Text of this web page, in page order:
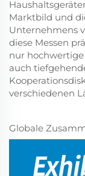
Marktbild und
Unternehmens
diese Messen
nur
auch
verschiedenen
Globale